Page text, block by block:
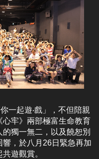
一起遊‧戲」，不但陪親
牢》兩部極富生命教育
獨一無二，以及饒恕別
，於八月26日緊急再加
遊觀賞。